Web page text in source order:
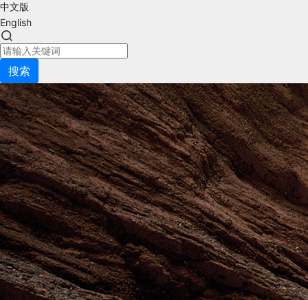
中文版
English
搜索